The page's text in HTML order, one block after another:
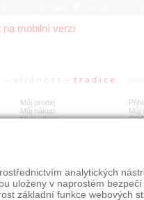
na mobilní verzi
Můj prodej
Můj nákup
Moje album
Můj
ŘAZENÍ
nejnovější napřed
analytických
uloženy v naprostém
základní funkce webových